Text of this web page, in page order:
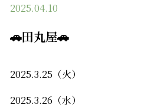
運営会社
2025.04.10
🚗田丸屋🚗
2025.3.25（火）
2025.3.26（水）